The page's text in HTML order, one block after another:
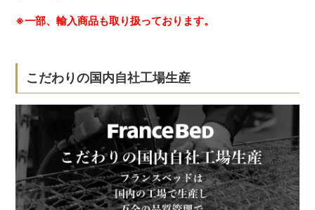
※一部、輸入商品も取り扱っております。
こだわりの国内自社工場生産